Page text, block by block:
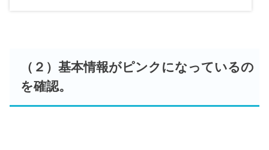
（２）基本情報がピンクになっているの
を確認。